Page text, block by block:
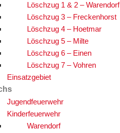
Löschzug 1 & 2 – Warendorf
Löschzug 3 – Freckenhorst
Löschzug 4 – Hoetmar
Löschzug 5 – Milte
Löschzug 6 – Einen
Löschzug 7 – Vohren
Einsatzgebiet
Jugendfeuerwehr
Kinderfeuerwehr
Warendorf